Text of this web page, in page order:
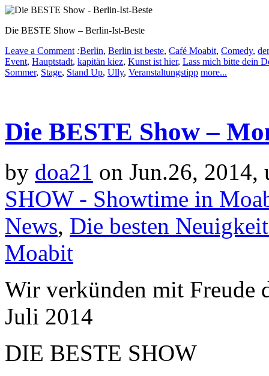
Die BESTE Show – Berlin-Ist-Beste
Leave a Comment :Berlin, Berlin ist beste, Café Moabit, Comedy,
Event, Hauptstadt, kapitän kiez, Kunst ist hier, Lass mich bitte dein
Sommer, Stage, Stand Up, Ully, Veranstaltungstipp more...
Die BESTE Show –
by doa21 on Jun.26, 2014,
SHOW - Showtime in
News, Die besten
Moabit
Wir verkünden mit Freude
Juli 2014
DIE BESTE SHOW